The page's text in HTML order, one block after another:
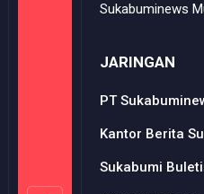
Sukabuminews
JARINGAN
PT
Kantor Berita
Sukabumi